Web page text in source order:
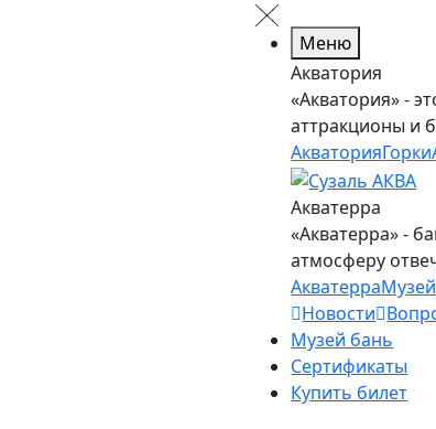
Меню
Акватория
«Акватория» -
аттракционы и
АкваторияГорки
Акватерра
«Акватерра» -
атмосферу
Акватерра
Новости
Музей бань
Сертификаты
Купить билет